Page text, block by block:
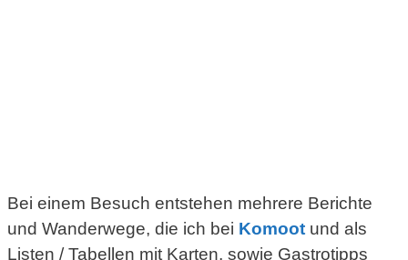
Bei einem Besuch entstehen mehrere Berichte
und Wanderwege, die ich bei Komoot und als
Listen / Tabellen mit Karten, sowie Gastrotipps